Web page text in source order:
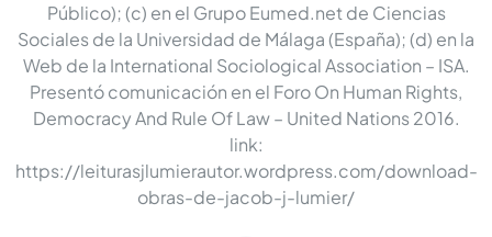
Público); (c) en el Grupo Eumed.net de Ciencias
Sociales de la Universidad de Málaga (España); (d) en la
Web de la International Sociological Association – ISA.
Presentó comunicación en el Foro On Human Rights,
Democracy And Rule Of Law – United Nations 2016.
link:
https://leiturasjlumierautor.wordpress.com/download-
obras-de-jacob-j-lumier/